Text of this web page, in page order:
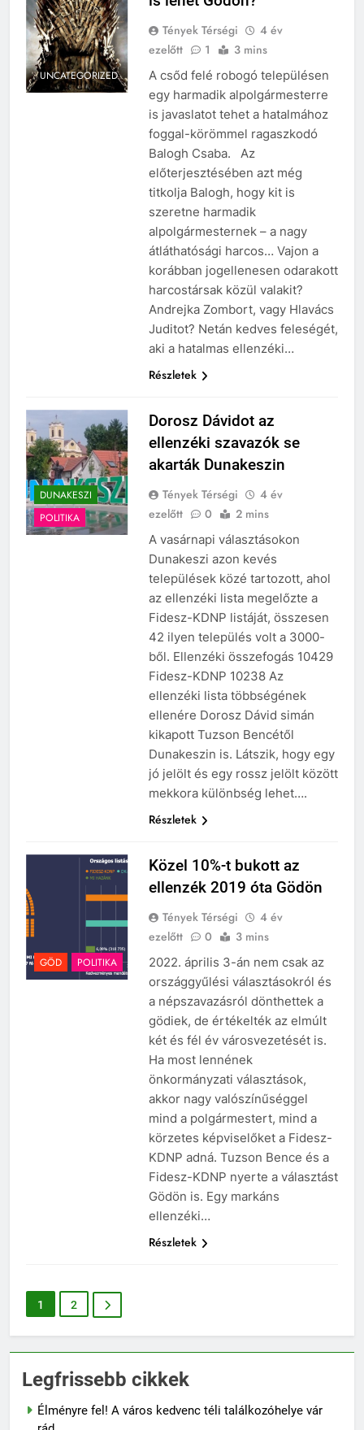
UNCATEGORIZED
Tények Térségi
4 év
ezelőtt
1 3 mins
A csőd felé robogó településen
egy harmadik alpolgármesterre
is javaslatot tehet a hatalmához
foggal-körömmel ragaszkodó
Balogh Csaba. Az
előterjesztésében azt még
titkolja Balogh, hogy kit is
szeretne harmadik
alpolgármesternek – a nagy
átláthatósági harcos… Vajon a
korábban jogellenesen odarakott
harcostársak közül valakit?
Andrejka Zombort, vagy Hlavács
Juditot? Netán kedves feleségét,
aki a hatalmas ellenzéki…
Részletek
DUNAKESZI
POLITIKA
Dorosz Dávidot az
ellenzéki szavazók se
akarták Dunakeszin
Tények Térségi
4 év
ezelőtt
0 2 mins
A vasárnapi választásokon
Dunakeszi azon kevés
települések közé tartozott, ahol
az ellenzéki lista megelőzte a
Fidesz-KDNP listáját, összesen
42 ilyen település volt a 3000-
ből. Ellenzéki összefogás 10429
Fidesz-KDNP 10238 Az
ellenzéki lista többségének
ellenére Dorosz Dávid simán
kikapott Tuzson Bencétől
Dunakeszin is. Látszik, hogy egy
jó jelölt és egy rossz jelölt között
mekkora különbség lehet….
Részletek
GÖD POLITIKA
Közel 10%-t bukott az
ellenzék 2019 óta Gödön
Tények Térségi
4 év
ezelőtt
0 3 mins
2022. április 3-án nem csak az
országgyűlési választásokról és
a népszavazásról dönthettek a
gödiek, de értékelték az elmúlt
két és fél év városvezetését is.
Ha most lennének
önkormányzati választások,
akkor nagy valószínűséggel
mind a polgármestert, mind a
körzetes képviselőket a Fidesz-
KDNP adná. Tuzson Bence és a
Fidesz-KDNP nyerte a választást
Gödön is. Egy markáns
ellenzéki…
Részletek
1 2
Legfrissebb cikkek
Élményre fel! A város kedvenc téli találkozóhelye vár